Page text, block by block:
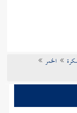
الخمر